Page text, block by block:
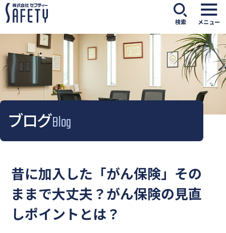
検索 メニュー
ブログBlog
昔に加入した「がん保険」その
ままで大丈夫？がん保険の見直
しポイントとは？